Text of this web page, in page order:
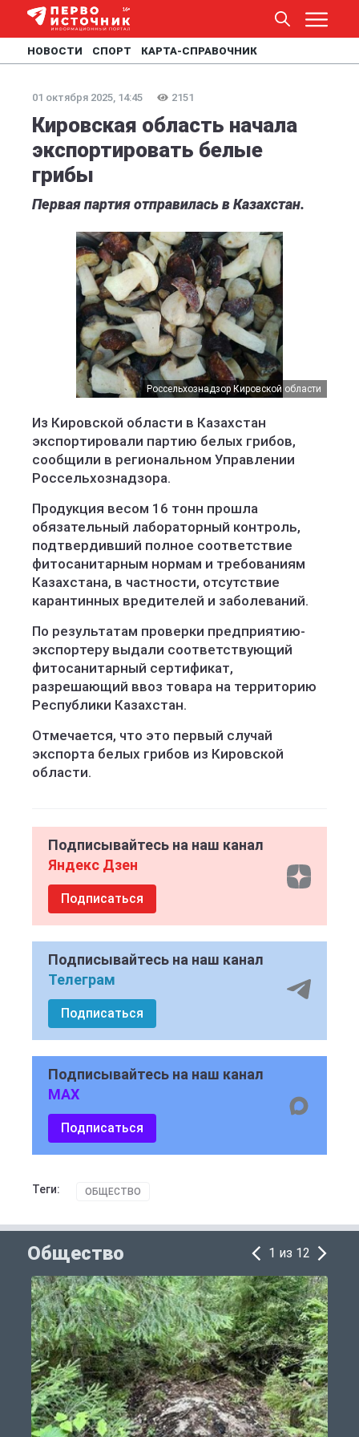
НОВОСТИ СПОРТ КАРТА-СПРАВОЧНИК
01 октября 2025, 14:45 2151
Кировская область начала
экспортировать белые
грибы
Первая партия отправилась в Казахстан.
Россельхознадзор Кировской области
Из Кировской области в Казахстан
экспортировали партию белых грибов,
сообщили в региональном Управлении
Россельхознадзора.
Продукция весом 16 тонн прошла
обязательный лабораторный контроль,
подтвердивший полное соответствие
фитосанитарным нормам и требованиям
Казахстана, в частности, отсутствие
карантинных вредителей и заболеваний.
По результатам проверки предприятию-
экспортеру выдали соответствующий
фитосанитарный сертификат,
разрешающий ввоз товара на территорию
Республики Казахстан.
Отмечается, что это первый случай
экспорта белых грибов из Кировской
области.
Подписывайтесь на наш канал
Яндекс Дзен
Подписаться
Подписывайтесь на наш канал
Телеграм
Подписаться
Подписывайтесь на наш канал
MAX
Подписаться
Теги: ОБЩЕСТВО
Общество 1 из 12